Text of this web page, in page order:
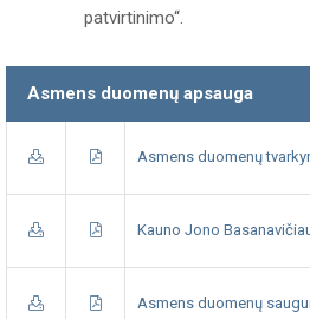
patvirtinimo“.
Asmens duomenų apsauga
Asmens duomenų
Kauno Jono
Asmens duomenų